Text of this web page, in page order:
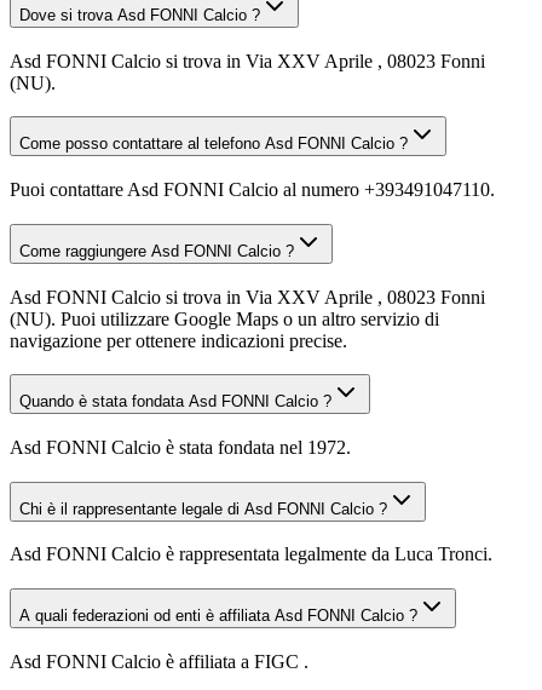
Dove si trova Asd FONNI Calcio ?
Asd FONNI Calcio si trova in Via XXV Aprile , 08023 Fonni
(NU).
Come posso contattare al telefono Asd FONNI Calcio ?
Puoi contattare Asd FONNI Calcio al numero +393491047110.
Come raggiungere Asd FONNI Calcio ?
Asd FONNI Calcio si trova in Via XXV Aprile , 08023 Fonni
(NU). Puoi utilizzare Google Maps o un altro servizio di
navigazione per ottenere indicazioni precise.
Quando è stata fondata Asd FONNI Calcio ?
Asd FONNI Calcio è stata fondata nel 1972.
Chi è il rappresentante legale di Asd FONNI Calcio ?
Asd FONNI Calcio è rappresentata legalmente da Luca Tronci.
A quali federazioni od enti è affiliata Asd FONNI Calcio ?
Asd FONNI Calcio è affiliata a FIGC .